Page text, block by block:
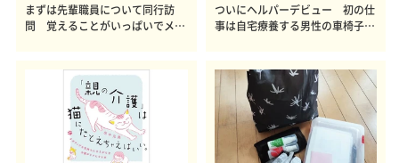
まずは先輩職員について同行訪
問 覚えることがいっぱいでメモ
ついにヘルパーデビュー 初の仕
事は自宅療養する男性の車椅子介